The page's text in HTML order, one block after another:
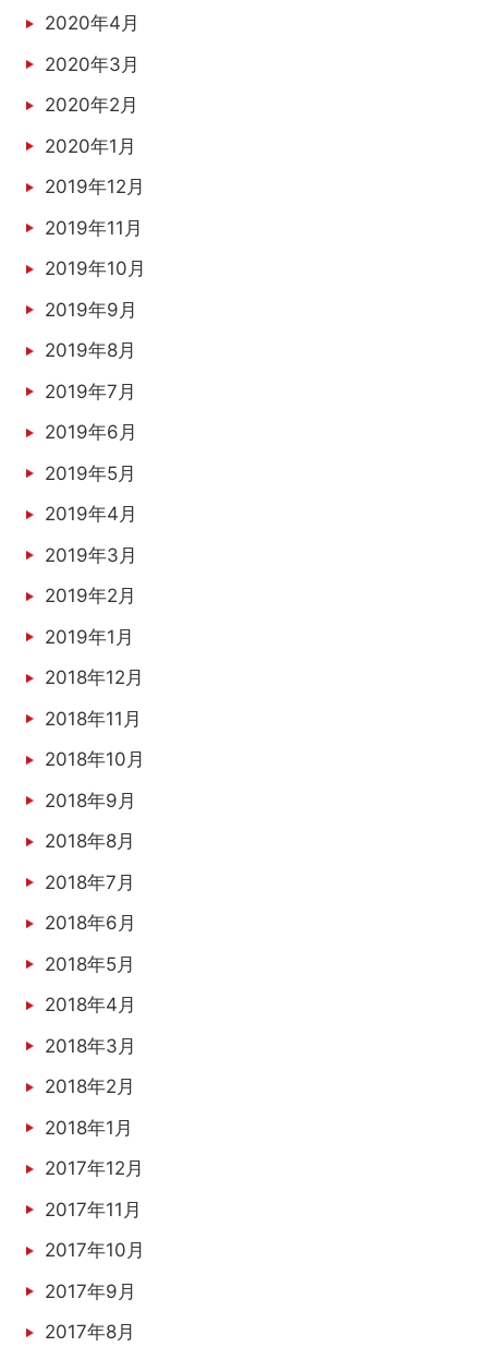
2020年4月
2020年3月
2020年2月
2020年1月
2019年12月
2019年11月
2019年10月
2019年9月
2019年8月
2019年7月
2019年6月
2019年5月
2019年4月
2019年3月
2019年2月
2019年1月
2018年12月
2018年11月
2018年10月
2018年9月
2018年8月
2018年7月
2018年6月
2018年5月
2018年4月
2018年3月
2018年2月
2018年1月
2017年12月
2017年11月
2017年10月
2017年9月
2017年8月